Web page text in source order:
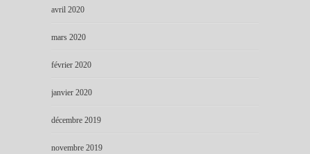
avril 2020
mars 2020
février 2020
janvier 2020
décembre 2019
novembre 2019